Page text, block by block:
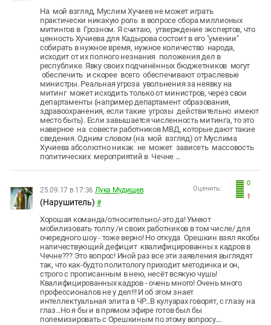
На мой взгляд, Муслим Хучиев не может играть
практически никакую роль в вопросе сбора миллионых
митингов в Грозном. Я считаю, утверждение экспертов, что
ценность Хучиева для Кадырова состоит в его "умении"
собирать в нужное время, нужное количество народа,
исходит от их полного незнания положения дел в
республике. Явку своих подчинённых бюджетников могут
обеспечить и скорее всего обеспечивают отраслевые
министры. Реальная угроза увольнения за неявку на
митинг может исходить только от министров, через свои
департаменты (например департамент образования,
здравоохранения, если такие угрозы действительно имеют
место быть). Если завышается численность митинга, то это
наверное на совести работников МВД, которые дают такие
сведения. Одним словом (на мой взгляд) от Муслима
Хучиева абсолютно никак не может зависеть массовость
политических мероприятий в Чечне ...
0
1
Оценить:
25.09.17 в 17:36 Лука Мудищев
(Нарушитель) #
Хорошая команда/относительно/-это да! Умеют
мобилизовать толпу /и своих работников в том числе/ для
очередного шоу - тоже верно! Но откуда Орешкин взял якобы
наличествующий дефицит квалифицированны х кадров в
Чечне??? Это вопрос! Иной раз все эти заявления выглядят
так, что как-будто политологу приходит методичка и он,
строго с прописанным в нею, несёт всякую чушь!
Квалифицированных кадров - очень много! Очень много
профессионалов не у дел!!! И об этом знает
интеллектуальная элита в ЧР...В кулуарах говорят, с глазу на
глаз...Но я бы и в прямом эфире готов был бы
полемизировать с Орешкиным по этому вопросу....